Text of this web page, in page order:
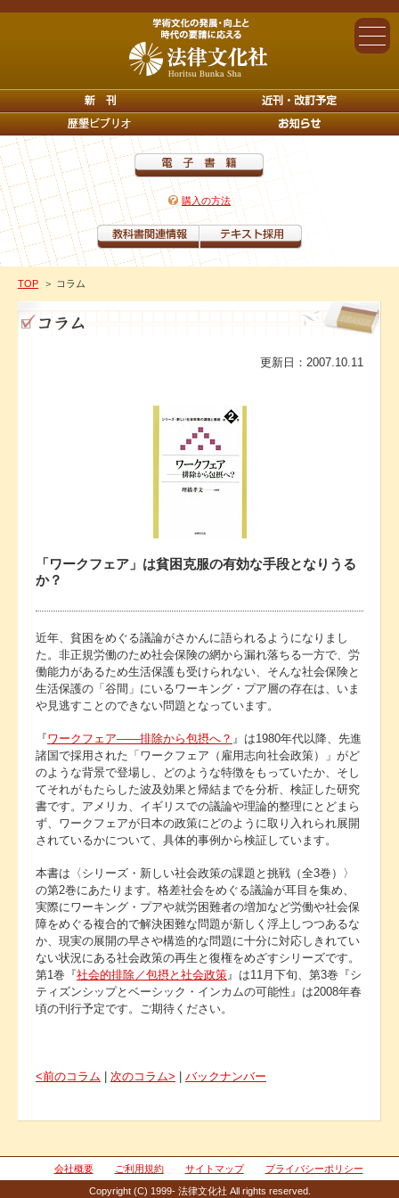
購入の方法
TOP ＞ コラム
更新日：2007.10.11
「ワークフェア」は貧困克服の有効な手段となりうる
か？
近年、貧困をめぐる議論がさかんに語られるようになりまし
た。非正規労働のため社会保険の網から漏れ落ちる一方で、労
働能力があるため生活保護も受けられない、そんな社会保険と
生活保護の「谷間」にいるワーキング・プア層の存在は、いま
や見逃すことのできない問題となっています。
『ワークフェア――排除から包摂へ？ 』は1980年代以降、先進
諸国で採用された「ワークフェア（雇用志向社会政策）」がど
のような背景で登場し、どのような特徴をもっていたか、そし
てそれがもたらした波及効果と帰結までを分析、検証した研究
書です。アメリカ、イギリスでの議論や理論的整理にとどまら
ず、ワークフェアが日本の政策にどのように取り入れられ展開
されているかについて、具体的事例から検証しています。
本書は〈シリーズ・新しい社会政策の課題と挑戦（全3巻）〉
の第2巻にあたります。格差社会をめぐる議論が耳目を集め、
実際にワーキング・プアや就労困難者の増加など労働や社会保
障をめぐる複合的で解決困難な問題が新しく浮上しつつあるな
か、現実の展開の早さや構造的な問題に十分に対応しきれてい
ない状況にある社会政策の再生と復権をめざすシリーズです。
第1巻『社会的排除／包摂と社会政策』は11月下旬、第3巻『シ
ティズンシップとベーシック・インカムの可能性』は2008年春
頃の刊行予定です。ご期待ください。
<前のコラム 次のコラム> バックナンバー
会社概要 ご利用規約 サイトマップ プライバシーポリシー
Copyright (C) 1999- 法律文化社 All rights reserved.